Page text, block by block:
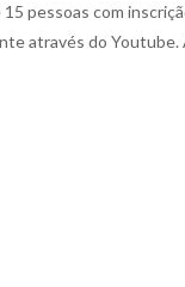
pessoas com
através do Youtube.